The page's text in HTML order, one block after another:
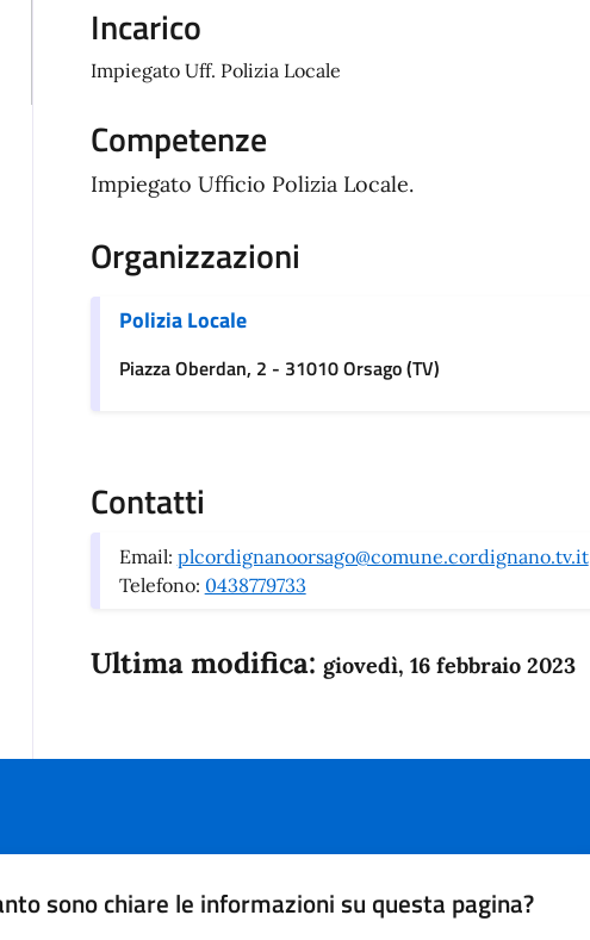
Incarico
Impiegato Uff. Polizia Locale
Competenze
Impiegato Ufficio Polizia Locale.
Organizzazioni
Polizia Locale
Piazza Oberdan, 2 - 31010 Orsago (TV)
Contatti
Email: plcordignanoorsago@comune.cordignano.tv.it
Telefono: 0438779733
Ultima modifica: giovedì, 16 febbraio 2023
sono chiare le informazioni su questa pagina?